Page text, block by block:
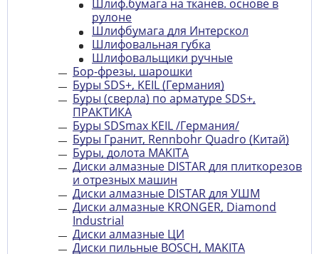
Шлиф.бумага на тканев. основе в
рулоне
Шлифбумага для Интерскол
Шлифовальная губка
Шлифовальщики ручные
Бор-фрезы, шарошки
Буры SDS+, KEIL (Германия)
Буры (сверла) по арматуре SDS+,
ПРАКТИКА
Буры SDSmax KEIL /Германия/
Буры Гранит, Rennbohr Quadro (Китай)
Буры, долота MAKITA
Диски алмазные DISTAR для плиткорезов
и отрезных машин
Диски алмазные DISTAR для УШМ
Диски алмазные KRONGER, Diamond
Industrial
Диски алмазные ЦИ
Диски пильные BOSCH, MAKITA